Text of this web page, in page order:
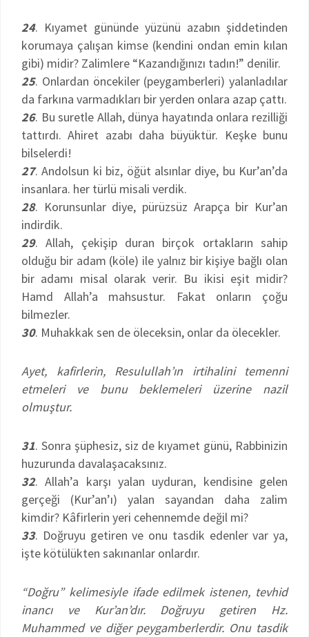
24. Kıyamet gününde yüzünü azabın şiddetinden
korumaya çalışan kimse (kendini ondan emin kılan
gibi) midir? Zalimlere “Kazandığınızı tadın!” denilir.
25. Onlardan öncekiler (peygamberleri) yalanladılar
da farkına varmadıkları bir yerden onlara azap çattı.
26. Bu suretle Allah, dünya hayatında onlara rezilliği
tattırdı. Ahiret azabı daha büyüktür. Keşke bunu
bilselerdi!
27. Andolsun ki biz, öğüt alsınlar diye, bu Kur’an’da
insanlara. her türlü misali verdik.
28. Korunsunlar diye, pürüzsüz Arapça bir Kur’an
indirdik.
29. Allah, çekişip duran birçok ortakların sahip
olduğu bir adam (köle) ile yalnız bir kişiye bağlı olan
bir adamı misal olarak verir. Bu ikisi eşit midir?
Hamd Allah’a mahsustur. Fakat onların çoğu
bilmezler.
30. Muhakkak sen de öleceksin, onlar da ölecekler.
Ayet, kafirlerin, Resulullah’ın irtihalini temenni
etmeleri ve bunu beklemeleri üzerine nazil
olmuştur.
31. Sonra şüphesiz, siz de kıyamet günü, Rabbinizin
huzurunda davalaşacaksınız.
32. Allah’a karşı yalan uyduran, kendisine gelen
gerçeği (Kur’an’ı) yalan sayandan daha zalim
kimdir? Kâfirlerin yeri cehennemde değil mi?
33. Doğruyu getiren ve onu tasdik edenler var ya,
işte kötülükten sakınanlar onlardır.
“Doğru” kelimesiyle ifade edilmek istenen, tevhid
inancı ve Kur’an’dır. Doğruyu getiren Hz.
Muhammed ve diğer peygamberlerdir. Onu tasdik